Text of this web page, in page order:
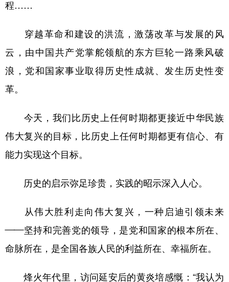
程……
穿越革命和建设的洪流，激荡改革与发展的风
云，由中国共产党掌舵领航的东方巨轮一路乘风破
浪，党和国家事业取得历史性成就、发生历史性变
革。
今天，我们比历史上任何时期都更接近中华民族
伟大复兴的目标，比历史上任何时期都更有信心、有
能力实现这个目标。
历史的启示弥足珍贵，实践的昭示深入人心。
从伟大胜利走向伟大复兴，一种启迪引领未来
——坚持和完善党的领导，是党和国家的根本所在、
命脉所在，是全国各族人民的利益所在、幸福所在。
烽火年代里，访问延安后的黄炎培感慨：“我认为